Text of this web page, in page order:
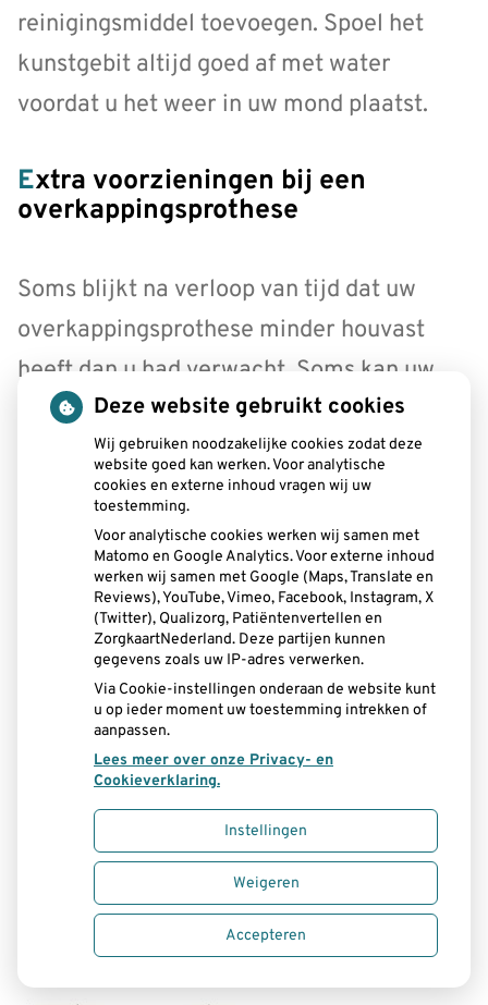
reinigingsmiddel toevoegen. Spoel het
kunstgebit altijd goed af met water
voordat u het weer in uw mond plaatst.
Extra voorzieningen bij een
overkappingsprothese
Soms blijkt na verloop van tijd dat uw
overkappingsprothese minder houvast
heeft dan u had verwacht. Soms kan uw
tandarts dan extra voorzieningen
aanbrengen. Zo kan hij bijvoorbeeld
drukknopjes in de wortels en in het
kunstgebit aanbrengen of gouden kapjes
op de wortels aanbrengen, die hij door een
staafje met elkaar verbindt. In het
kunstgebit brengt hij een huls aan die
precies over dit staafje past. Hierdoor kan
het kunstgebit als het ware worden
vastgeklikt. Dit systeem kan, net als de
drukknopjes, aanzienlijk meer houvast
geven aan de overkappingsprothese. In
beide gevallen heeft u dan een geheel
nieuw kunstgebit nodig.
Deze website gebruikt cookies
Wij gebruiken noodzakelijke cookies zodat deze
website goed kan werken. Voor analytische
cookies en externe inhoud vragen wij uw
toestemming.
Voor analytische cookies werken wij samen met
Matomo en Google Analytics. Voor externe inhoud
werken wij samen met Google (Maps, Translate en
Reviews), YouTube, Vimeo, Facebook, Instagram, X
(Twitter), Qualizorg, Patiëntenvertellen en
ZorgkaartNederland. Deze partijen kunnen
gegevens zoals uw IP-adres verwerken.
Via Cookie-instellingen onderaan de website kunt
u op ieder moment uw toestemming intrekken of
aanpassen.
Lees meer over onze Privacy- en
Cookieverklaring.
Instellingen
Weigeren
Accepteren